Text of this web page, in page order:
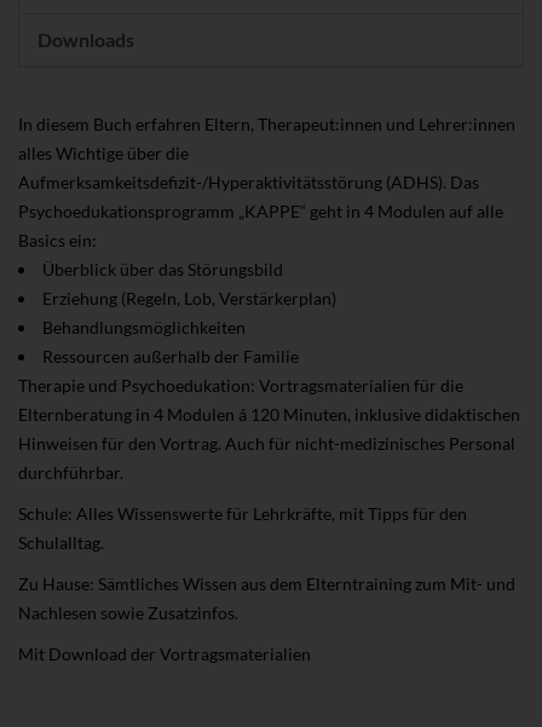
Downloads
In diesem Buch erfahren Eltern, Therapeut:innen und Lehrer:innen
alles Wichtige über die
Aufmerksamkeitsdefizit-/Hyperaktivitätsstörung (ADHS). Das
Psychoedukationsprogramm „KAPPE“ geht in 4 Modulen auf alle
Basics ein:
Überblick über das Störungsbild
Erziehung (Regeln, Lob, Verstärkerplan)
Behandlungsmöglichkeiten
Ressourcen außerhalb der Familie
Therapie und Psychoedukation: Vortragsmaterialien für die
Elternberatung in 4 Modulen á 120 Minuten, inklusive didaktischen
Hinweisen für den Vortrag. Auch für nicht-medizinisches Personal
durchführbar.
Schule: Alles Wissenswerte für Lehrkräfte, mit Tipps für den
Schulalltag.
Zu Hause: Sämtliches Wissen aus dem Elterntraining zum Mit- und
Nachlesen sowie Zusatzinfos.
Mit Download der Vortragsmaterialien